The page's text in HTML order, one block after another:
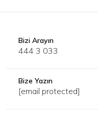
Bizi Arayın
444 3 033
Bize Yazın
[email protected]